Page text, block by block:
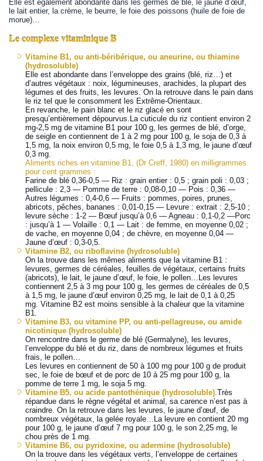
Elle est également abondante dans les germes de blé, le jaune d’œuf,
le lait entier, la crème, le beurre, le foie des poissons (huile de foie de
morue)…
Le complexe vitaminique B
Vitamine B1, ou anti-béribérique, ou aneurine, ou thiamine
(hydrosoluble)
Elle est abondante dans l’enveloppe des grains (blé, riz…) et
d’autres végétaux : noix, légumineuses, arachides, la plupart des
légumes et des fruits, les levures. On la retrouve dans le pain dans
le riz tel que le consomment les Extrême-Orientaux.
En revanche, le pain blanc et le riz glacé en sont
presqu’entièrement dépourvus.La cuticule du riz contient environ 2
mg-2,5 mg de vitamine B1 pour 100 g, les germes de blé, d’orge,
de seigle en contiennent de 1 à 2 mg pour 100 g, le soja de 0,3 à
1,5 mg, la noix environ 0,5 mg, le foie 0,5 à 1,3 mg, le jaune d’œuf
0,3 mg.
Aliments riches en vitamine B1, (Dr Creff, 1980) en milligrammes
pour cent grammes :
Farine de blé 0,36-0,5 — Riz : grain entier : 0,5 ; grain poli : 0,03 ;
pellicule : 2,3 — Pomme de terre : 0,08-0,10 — Pois : 0,36 —
Autres légumes : 0,4-0,6 — Fruits : pommes, poires, prunes,
abricots, pêches, bananes : 0,01-0,15 — Levure : extrait : 2,5-10 ;
levure sèche : 1-2 — Bœuf jusqu’à 0,6 — Agneau : 0,1-0,2 —Porc
: jusqu’à 1 — Volaille : 0,1 — Lait : de femme, en moyenne 0,02 ;
de vache, en moyenne 0,04 ; de chèvre, en moyenne 0,04 —
Jaune d’œuf : 0,3-0,5.
Vitamine B2, ou riboflavine (hydrosoluble)
On la trouve dans les mêmes aliments que la vitamine B1 :
levures, germes de céréales, feuilles de végétaux, certains fruits
(abricots), le lait, le jaune d’œuf, le foie, le pollen…Les levures
contiennent 2,5 à 3 mg pour 100 g, les germes de céréales de 0,5
à 1,5 mg, le jaune d’œuf environ 0,25 mg, le lait de 0,1 à 0,25
mg. Vitamine B2 est moins sensible à la chaleur que la vitamine
B1.
Vitamine B3, ou vitamine PP, ou anti-pellagreuse, ou amide
nicotinique (hydrosoluble)
On rencontre dans le germe de blé (Germalyne), les levures,
l’enveloppe du blé et du riz, dans de nombreux légumes et fruits
frais, le pollen…
Les levures en contiennent de 50 à 100 mg pour 100 g de produit
sec, le foie de bœuf et de porc de 10 à 25 mg pour 100 g, la
pomme de terre 1 mg, le soja 5 mg.
Vitamine B5, ou acide pantothénique (hydrosoluble).Très
répandue dans le règne végétal et animal, sa carence n’est pas à
craindre. On la retrouve dans les levures, le jaune d’œuf, de
nombreux végétaux, la gelée royale…La levure en contient 20 mg
pour 100 g, le jaune d’œuf 7 mg pour 100 g, le son 2,25 mg, le
chou près de 1 mg.
Vitamine B6, ou pyridoxine, ou adermine (hydrosoluble)
On la trouve dans les végétaux verts, l’enveloppe de certaines